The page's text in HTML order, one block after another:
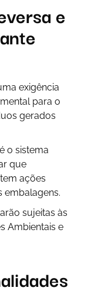
e
exigência
para o
gerados
o sistema
que
ações
embalagens.
sujeitas às
Ambientais e